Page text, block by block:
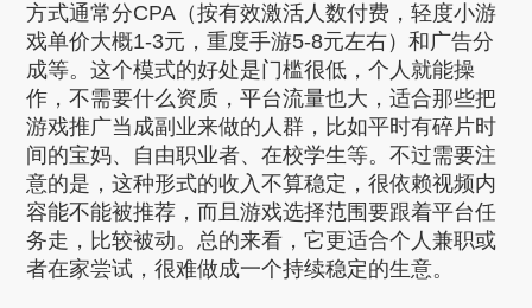
方式通常分CPA（按有效激活人数付费，轻度小游
戏单价大概1-3元，重度手游5-8元左右）和广告分
成等。这个模式的好处是门槛很低，个人就能操
作，不需要什么资质，平台流量也大，适合那些把
游戏推广当成副业来做的人群，比如平时有碎片时
间的宝妈、自由职业者、在校学生等。不过需要注
意的是，这种形式的收入不算稳定，很依赖视频内
容能不能被推荐，而且游戏选择范围要跟着平台任
务走，比较被动。总的来看，它更适合个人兼职或
者在家尝试，很难做成一个持续稳定的生意。